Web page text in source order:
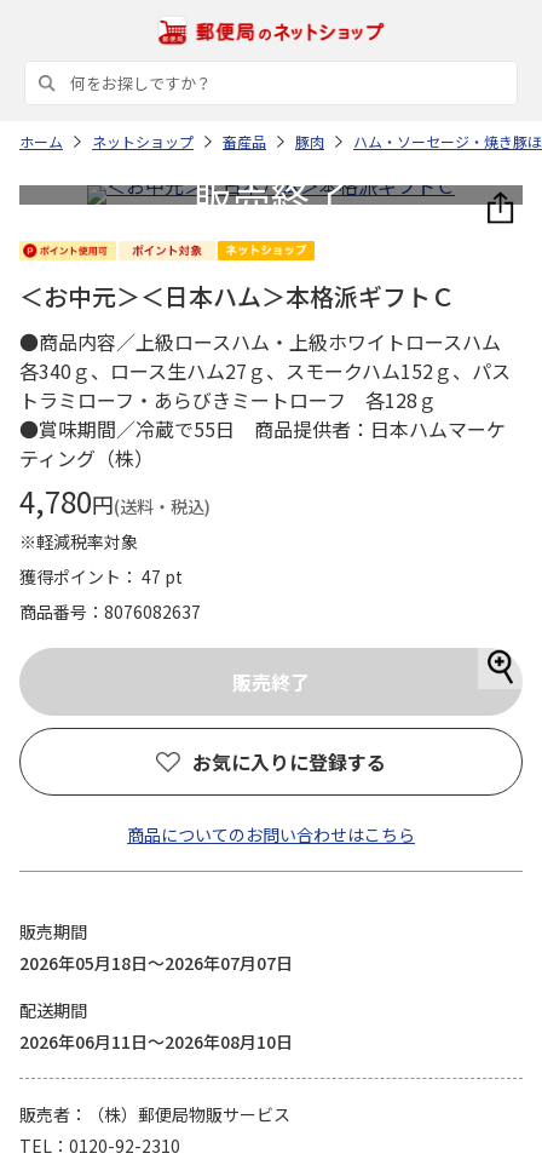
ホーム ネットショップ 畜産品 豚肉 ハム・ソーセージ・焼き豚
＜お中元＞＜日本ハム＞本格派ギフトＣ
●商品内容／上級ロースハム・上級ホワイトロースハム
各340ｇ、ロース生ハム27ｇ、スモークハム152ｇ、パス
トラミローフ・あらびきミートローフ 各128ｇ
●賞味期間／冷蔵で55日 商品提供者：日本ハムマーケ
ティング（株）
4,780円(送料・税込)
※軽減税率対象
獲得ポイント： 47 pt
商品番号
8076082637
お気に入りに登録する
商品についてのお問い合わせはこちら
販売期間
2026年05月18日～2026年07月07日
配送期間
2026年06月11日～2026年08月10日
販売者
（株）郵便局物販サービス
TEL
0120-92-2310